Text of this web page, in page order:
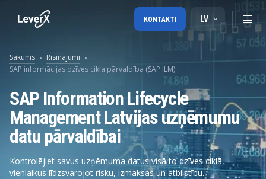
LV
KONTAKTI
Sākums
Risinājumi
SAP informācijas dzīves cikla pārvaldība (SAP ILM)
SAP Information Lifecycle
Management Latvijas uzņēmumu
datu pārvaldībai
Kontrolējiet savus uzņēmuma datus visā to dzīves ciklā,
vienlaikus līdzsvarojot risku, izmaksas un atbilstību.